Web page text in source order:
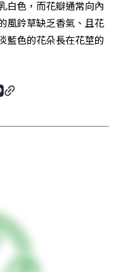
白色，而花瓣通常向內
風鈴草缺乏香氣、且花
藍色的花朵長在花莖的